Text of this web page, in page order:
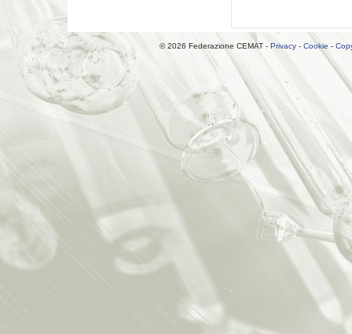
© 2026 Federazione CEMAT - Privacy - Cookie -